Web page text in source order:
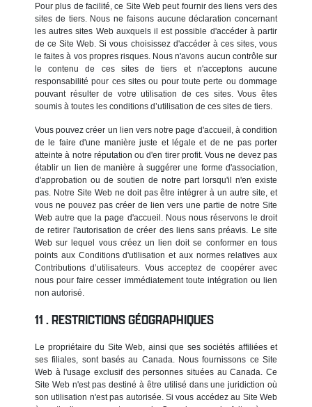
Pour plus de facilité, ce Site Web peut fournir des liens vers des
sites de tiers. Nous ne faisons aucune déclaration concernant
les autres sites Web auxquels il est possible d'accéder à partir
de ce Site Web. Si vous choisissez d'accéder à ces sites, vous
le faites à vos propres risques. Nous n'avons aucun contrôle sur
le contenu de ces sites de tiers et n'acceptons aucune
responsabilité pour ces sites ou pour toute perte ou dommage
pouvant résulter de votre utilisation de ces sites. Vous êtes
soumis à toutes les conditions d’utilisation de ces sites de tiers.
Vous pouvez créer un lien vers notre page d'accueil, à condition
de le faire d'une manière juste et légale et de ne pas porter
atteinte à notre réputation ou d'en tirer profit. Vous ne devez pas
établir un lien de manière à suggérer une forme d'association,
d'approbation ou de soutien de notre part lorsqu'il n'en existe
pas. Notre Site Web ne doit pas être intégrer à un autre site, et
vous ne pouvez pas créer de lien vers une partie de notre Site
Web autre que la page d'accueil. Nous nous réservons le droit
de retirer l'autorisation de créer des liens sans préavis. Le site
Web sur lequel vous créez un lien doit se conformer en tous
points aux Conditions d'utilisation et aux normes relatives aux
Contributions d’utilisateurs. Vous acceptez de coopérer avec
nous pour faire cesser immédiatement toute intégration ou lien
non autorisé.
RESTRICTIONS GÉOGRAPHIQUES
Le propriétaire du Site Web, ainsi que ses sociétés affiliées et
ses filiales, sont basés au Canada. Nous fournissons ce Site
Web à l'usage exclusif des personnes situées au Canada. Ce
Site Web n'est pas destiné à être utilisé dans une juridiction où
son utilisation n'est pas autorisée. Si vous accédez au Site Web